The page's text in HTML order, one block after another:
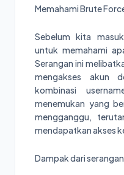
Memahami Brute
Sebelum kita
untuk memahami
Serangan ini
mengakses akun
kombinasi
menemukan yang
mengganggu,
mendapatkan akses
Dampak dari